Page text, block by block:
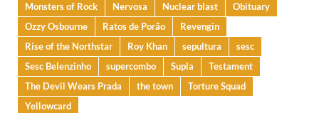
Monsters of Rock
Nervosa Nuclear blast
Obituary
Ozzy Osbourne
Ratos de Porão
Revengin
Rise of the Northstar
Roy Khan sepultura
sesc
Sesc Belenzinho
supercombo Supla
Testament
The Devil Wears Prada
the town
Torture Squad
Yellowcard